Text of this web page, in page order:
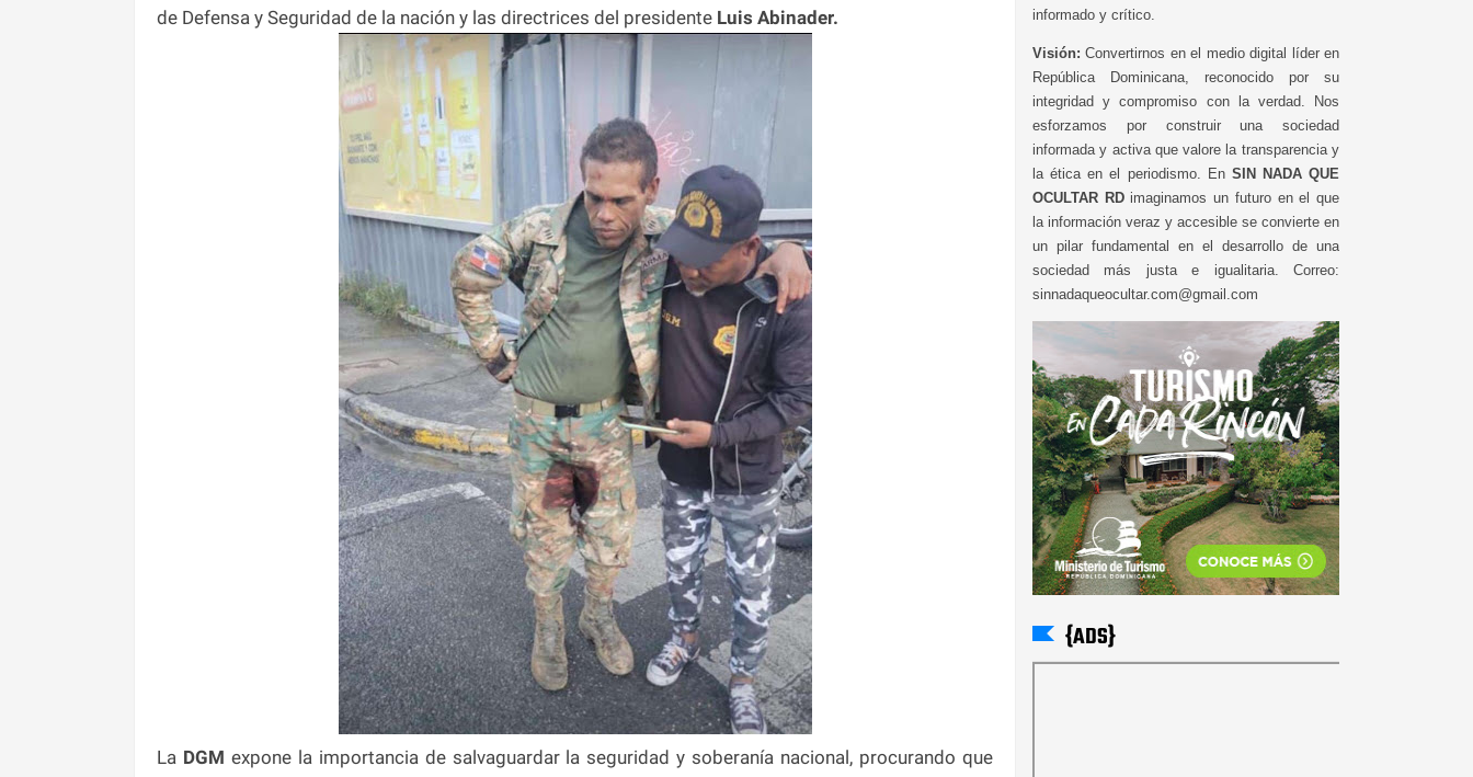
de Defensa y Seguridad de la nación y las directrices del presidente Luis Abinader.
La DGM expone la importancia de salvaguardar la seguridad y soberanía nacional, procurando que
informado y crítico.
Visión: Convertirnos en el medio digital líder en
República Dominicana, reconocido por su
integridad y compromiso con la verdad. Nos
esforzamos por construir una sociedad
informada y activa que valore la transparencia y
la ética en el periodismo. En SIN NADA QUE
OCULTAR RDimaginamos un futuro en el que
la información veraz y accesible se convierte en
un pilar fundamental en el desarrollo de una
sociedad más justa e igualitaria. Correo:
sinnadaqueocultar.com@gmail.com
{ADS}